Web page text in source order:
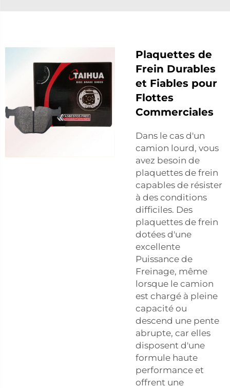
Plaquettes de
Frein Durables
et Fiables pour
Flottes
Commerciales
Dans le cas d'un
camion lourd, vous
avez besoin de
plaquettes de frein
capables de résister
à des conditions
difficiles. Des
plaquettes de frein
dotées d'une
excellente
Puissance de
Freinage, même
lorsque le camion
est chargé à pleine
capacité ou
descend une pente
abrupte, car elles
disposent d'une
formule haute
performance et
offrent une